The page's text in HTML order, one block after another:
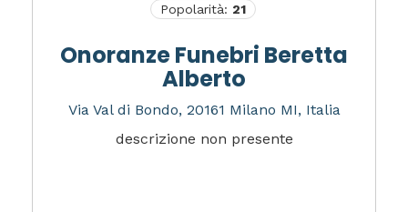
Popolarità: 21
Onoranze Funebri Beretta
Alberto
Via Val di Bondo, 20161 Milano MI, Italia
descrizione non presente